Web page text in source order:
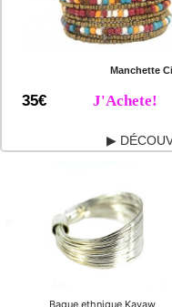
Manchette
35€ J'Achete!
▶